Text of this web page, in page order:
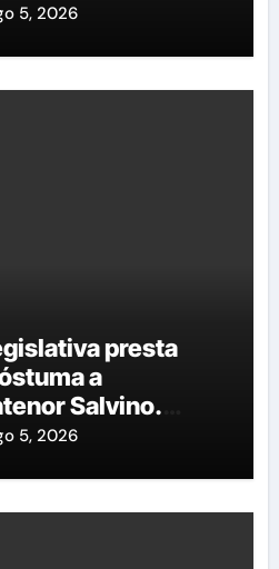
5, 2026
presta
a
Salvino.
5, 2026